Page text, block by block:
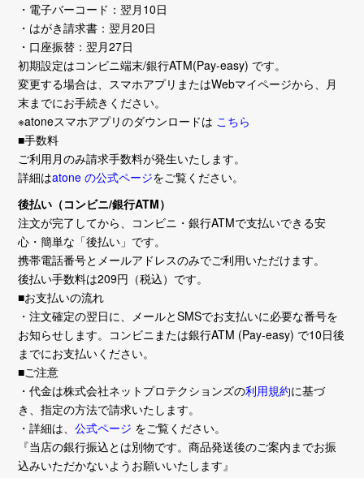
・電子バーコード：翌月10日
・はがき請求書：翌月20日
・口座振替：翌月27日
初期設定はコンビニ端末/銀行ATM(Pay-easy) です。
変更する場合は、スマホアプリまたはWebマイページから、月
末までにお手続きください。
※atoneスマホアプリのダウンロードは こちら
■手数料
ご利用月のみ請求手数料が発生いたします。
詳細はatone の公式ページをご覧ください。
後払い（コンビニ/銀行ATM）
注文が完了してから、コンビニ・銀行ATMで支払いできる安
心・簡単な「後払い」です。
携帯電話番号とメールアドレスのみでご利用いただけます。
後払い手数料は209円（税込）です。
■お支払いの流れ
・注文確定の翌日に、メールとSMSでお支払いに必要な番号を
お知らせします。コンビニまたは銀行ATM (Pay-easy) で10日後
までにお支払いください。
■ご注意
・代金は株式会社ネットプロテクションズの利用規約に基づ
き、指定の方法で請求いたします。
・詳細は、公式ページ をご覧ください。
『当店の銀行振込とは別物です。商品発送後のご案内までお振
込みいただかないようお願いいたします』